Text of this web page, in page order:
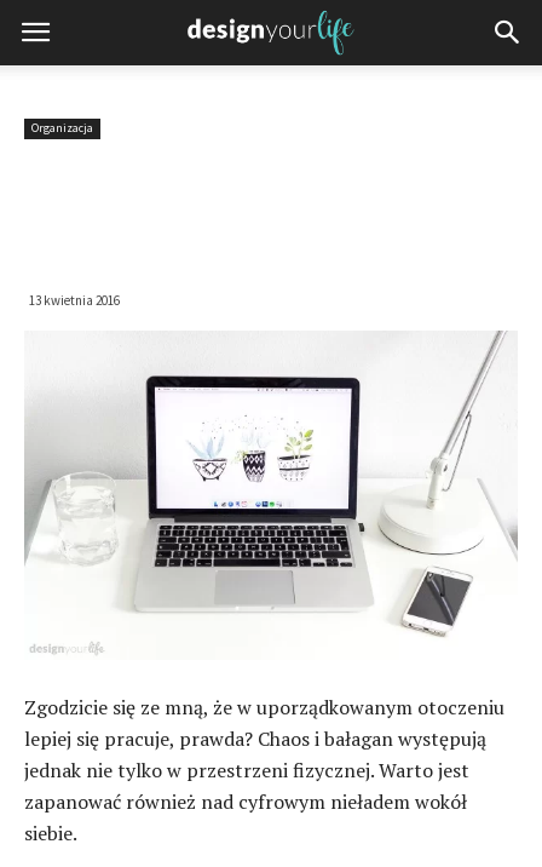
Organizacja
13 kwietnia 2016
Zgodzicie się ze mną, że w uporządkowanym otoczeniu
lepiej się pracuje, prawda? Chaos i bałagan występują
jednak nie tylko w przestrzeni fizycznej. Warto jest
zapanować również nad cyfrowym nieładem wokół
siebie.